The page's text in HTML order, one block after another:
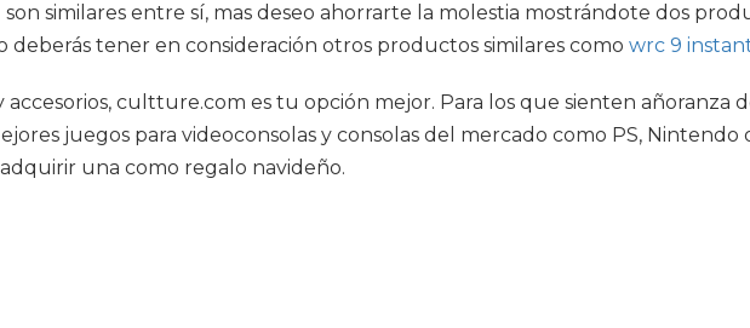
similares entre sí, mas deseo ahorrarte la molestia mostrándote dos
deberás tener en consideración otros productos similares como wrc 9
accesorios, cultture.com es tu opción mejor. Para los que sienten añoranza
juegos para videoconsolas y consolas del mercado como PS,
una como regalo navideño.